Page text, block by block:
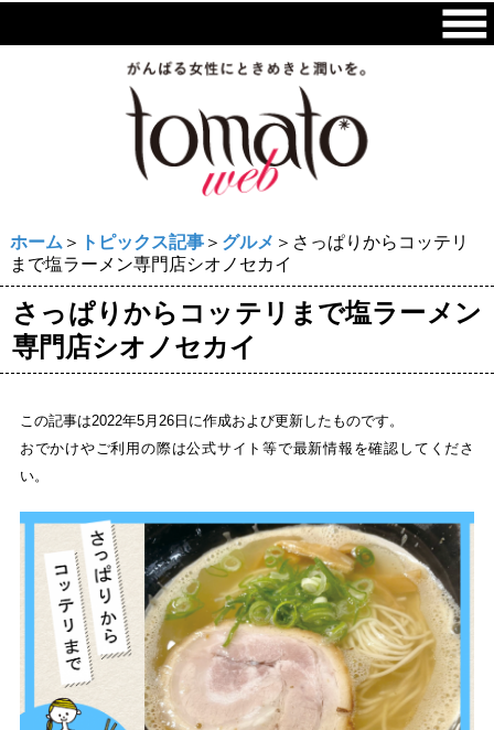
ホーム ＞ トピックス記事＞ グルメ ＞さっぱりからコッテリ
まで塩ラーメン専門店シオノセカイ
さっぱりからコッテリまで塩ラーメン
専門店シオノセカイ
この記事は2022年5月26日に作成および更新したものです。
おでかけやご利用の際は公式サイト等で最新情報を確認してくださ
い。